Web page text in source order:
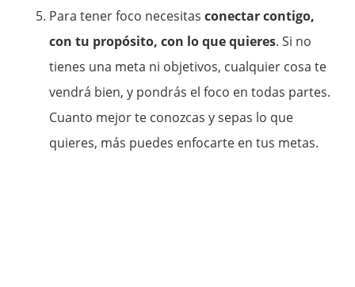
Para tener foco necesitasconectar contigo,
con tu propósito, con lo que quieres. Si no
tienes una meta ni objetivos, cualquier cosa te
vendrá bien, y pondrás el foco en todas partes.
Cuanto mejor te conozcas y sepas lo que
quieres, más puedes enfocarte en tus metas.